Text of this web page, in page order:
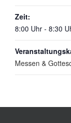
Zeit:
8:00 Uhr - 8:30
Messen &